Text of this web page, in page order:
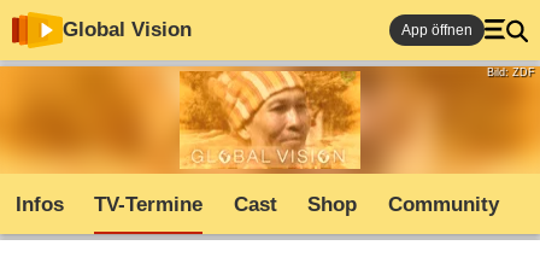
Global Vision App öffnen
Bild: ZDF
Infos TV-Termine Cast Shop Community